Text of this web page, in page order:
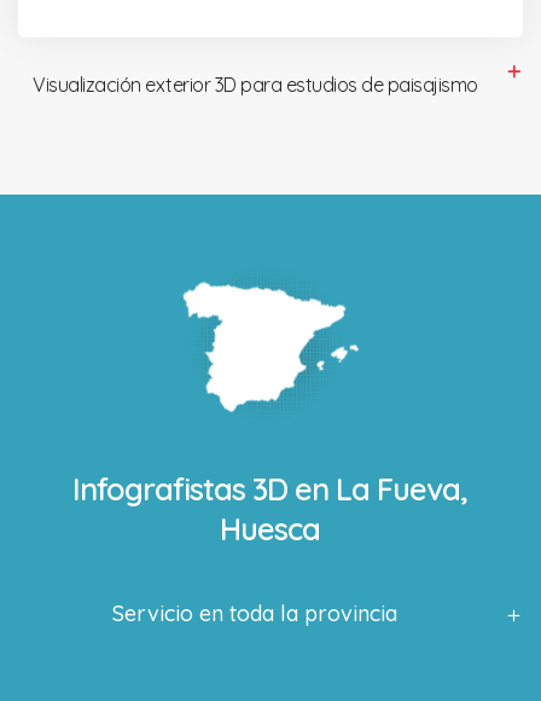
Visualización exterior 3D para estudios de paisajismo
Infografistas 3D en La Fueva,
Huesca
Servicio en toda la provincia